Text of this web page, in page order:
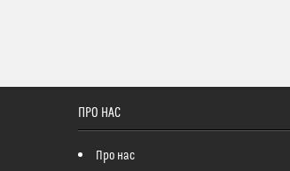
ПРО НАС
Про нас